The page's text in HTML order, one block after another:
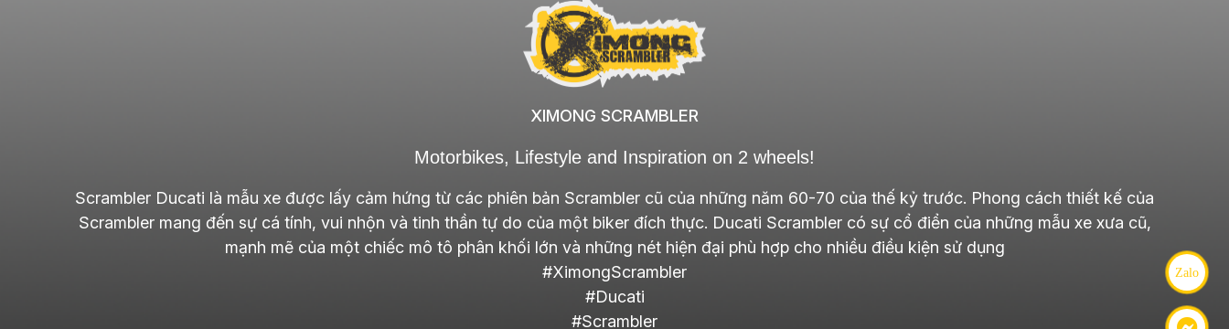
XIMONG SCRAMBLER
Motorbikes, Lifestyle and Inspiration on 2 wheels!
Scrambler Ducati là mẫu xe được lấy cảm hứng từ các phiên bản Scrambler cũ của những năm 60-70 của thế kỷ trước. Phong cách thiết kế của
Scrambler mang đến sự cá tính, vui nhộn và tinh thần tự do của một biker đích thực. Ducati Scrambler có sự cổ điển của những mẫu xe xưa cũ,
mạnh mẽ của một chiếc mô tô phân khối lớn và những nét hiện đại phù hợp cho nhiều điều kiện sử dụng
#XimongScrambler
#Ducati
#Scrambler
Zalo